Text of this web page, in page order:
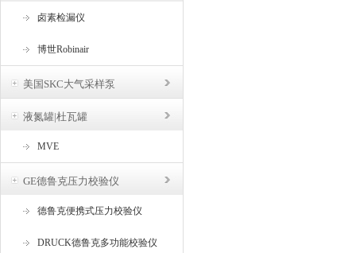
卤素检漏仪
博世Robinair
美国SKC大气采样泵
液氮罐|杜瓦罐
MVE
GE德鲁克压力校验仪
德鲁克便携式压力校验仪
DRUCK德鲁克多功能校验仪